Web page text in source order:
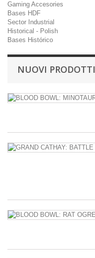
Gaming Accesories
Bases HDF
Sector Industrial
Historical - Polish
Bases Histórico
NUOVI PRODOTTI